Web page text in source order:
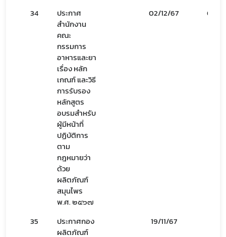
34
ประกาศ
สำนักงาน
คณะ
กรรมการ
อาหารและยา
เรื่อง หลัก
เกณฑ์ และวิธี
การรับรอง
หลักสูตร
อบรมสำหรับ
ผู้มีหน้าที่
ปฏิบัติการ
ตาม
กฎหมายว่า
ด้วย
ผลิตภัณฑ์
สมุนไพร
พ.ศ. ๒๕๖๗
02/12/67 02/
35
ประกาศกอง
ผลิตภัณฑ์
19/11/67
เลือกหัวข้อที่ท่านต้องการ Subscribe